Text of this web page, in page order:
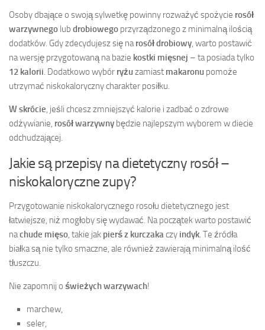
Osoby dbające o swoją sylwetkę powinny rozważyć spożycie rosół
warzywnego lub drobiowego przyrządzonego z minimalną ilością
dodatków. Gdy zdecydujesz się narosół drobiowy, warto postawić
na wersję przygotowaną na bazie kostki mięsnej – ta posiada tylko
12 kalorii. Dodatkowo wybór ryżuzamiast makaronu pomoże
utrzymać niskokaloryczny charakter posiłku.
W skrócie, jeśli chcesz zmniejszyć kalorie i zadbać o zdrowe
odżywianie, rosół warzywny będzie najlepszym wyborem w diecie
odchudzającej.
Jakie są przepisy na dietetyczny rosół –
niskokaloryczne zupy?
Przygotowanie niskokalorycznego rosołu dietetycznego jest
łatwiejsze, niż mogłoby się wydawać. Na początek warto postawić
nachude mięso, takie jak pierś z kurczakaczy indyk. Te źródła
białka są nie tylko smaczne, ale również zawierają minimalną ilość
tłuszczu.
Nie zapomnij o świeżych warzywach!
marchew,
seler,